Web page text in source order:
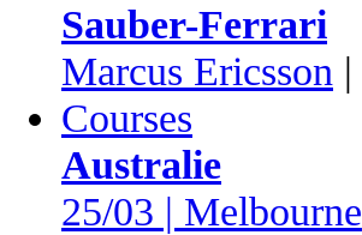
Sauber-Ferrari
Marcus Ericsson |
Courses
Australie
25/03 | Melbourne